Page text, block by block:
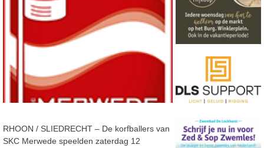
RHOON / SLIEDRECHT – De korfballers van
SKC Merwede speelden zaterdag 12